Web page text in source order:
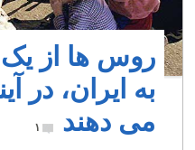
روس ها از
به ایران، در
می دهند
۱